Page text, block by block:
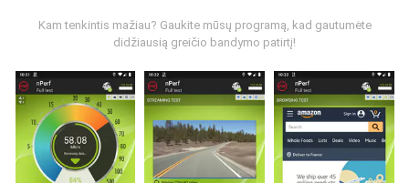
Iš kur gaunami duomenys?
Duomenys renkami iš bandymų, kuriuos atliko „nPerf“
programos vartotojai. Tai testai, atliekami realiomis
sąlygomis, tiesiogiai lauke. Jei ir jūs norite įsitraukti,
tereikia atsisiųsti „nPerf“ programą į savo išmanųjį
telefoną. Kuo daugiau duomenų, tuo išsamesni bus
žemėlapiai!Visi bandymų rezultatai rodomi
Kam tenkintis mažiau? Gaukite mūsų programą, kad gautumėte
didžiausią greičio bandymo patirtį!